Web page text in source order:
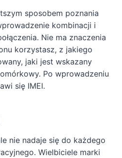
sposobem poznania
kombinacji i
Nie ma znaczenia
korzystasz, z jakiego
jaki jest wskazany
Po wprowadzeniu
się IMEI.
nie nadaje się do każdego
Wielbiciele marki